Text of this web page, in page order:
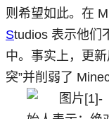
则希望如此。在
Studios 表示他们
中。事实上，更
突”并削弱了